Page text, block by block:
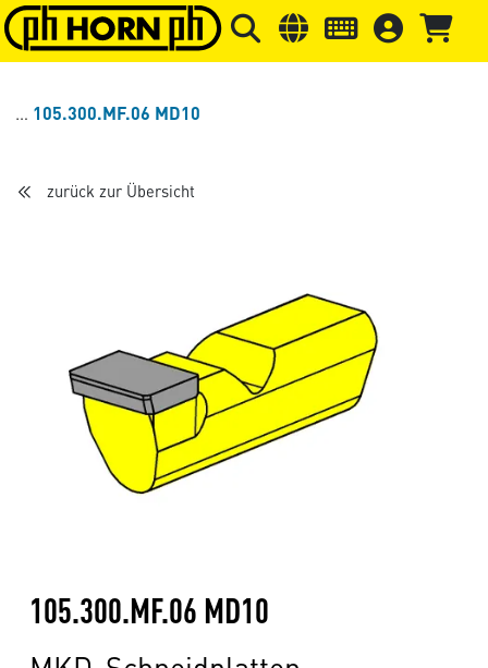
Springe zu Hauptinhalt Springe zum Header Springe
105.300.MF.06 MD10
zurück zur Übersicht
105.300.MF.06 MD10